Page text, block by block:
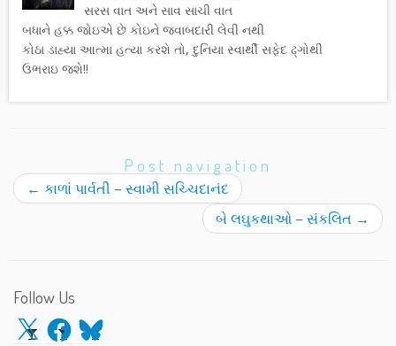
સરસ વાત અને સાવ સાચી વાત
બધાને હક્ક જોઇએ છે કોઇને જવાબદારી લેવી નથી
કોઠા ડાહ્યા આત્મા હત્યા કરશે તો, દુનિયા સ્વાર્થી સફેદ ઢ્ગોથી
ઉભરાઇ જશે!!
Post navigation
← કાળાં પાર્વતી – સ્વામી સચ્ચિદાનંદ
બે લઘુકથાઓ – સંકલિત →
Follow Us
X Facebook
Bluesky